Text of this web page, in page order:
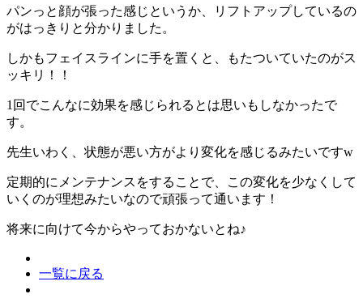
パンっと顔が張った感じというか、リフトアップしているの
がはっきりと分かりました。
しかもフェイスラインに手を置くと、もたついていたのがス
ッキリ！！
1回でこんなに効果を感じられるとは思いもしなかったで
す。
先生いわく、状態が悪い方がより変化を感じるみたいですw
定期的にメンテナンスをすることで、この変化を少なくして
いくのが理想みたいなので頑張って通います！
将来に向けて今からやっておかないとね♪
一覧に戻る